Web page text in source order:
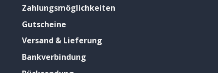
Zahlungsmöglichkeiten
Gutscheine
Versand & Lieferung
Bankverbindung